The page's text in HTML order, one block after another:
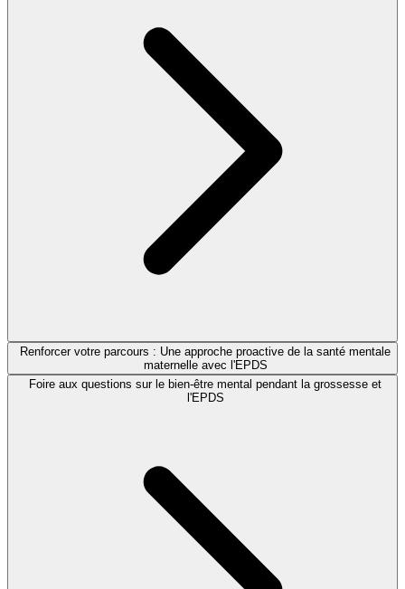
Renforcer votre parcours : Une approche proactive de la santé mentale
maternelle avec l'EPDS
Foire aux questions sur le bien-être mental pendant la grossesse et
l'EPDS